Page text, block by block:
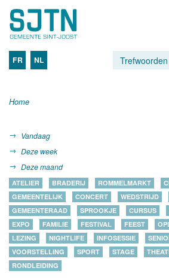
FR NL
Home
Vandaag
Deze week
Deze maand
ATELIER BRADERIJ ROMMELMARKT
GEMEENTELIJK
CONCERT WEDSTRIJD
GEMEENTERAAD
SPROOKJE CURSUS
EXPO
FAMILIE FESTIVAL FEEST
LEZING
NIGHTLIFE INFOSESSIE
VOORSTELLING
SPORT STAGE
RONDLEIDING